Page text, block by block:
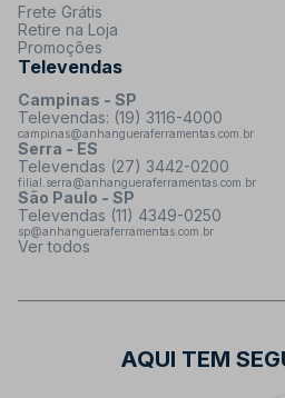
Frete Grátis
Retire na Loja
Promoções
Televendas
Campinas - SP
Televendas: (19) 3116-4000
campinas@anhangueraferramentas.com.br
Serra - ES
Televendas (27) 3442-0200
filial.serra@anhangueraferramentas.com.br
São Paulo - SP
Televendas (11) 4349-0250
sp@anhangueraferramentas.com.br
Ver todos
AQUI TEM